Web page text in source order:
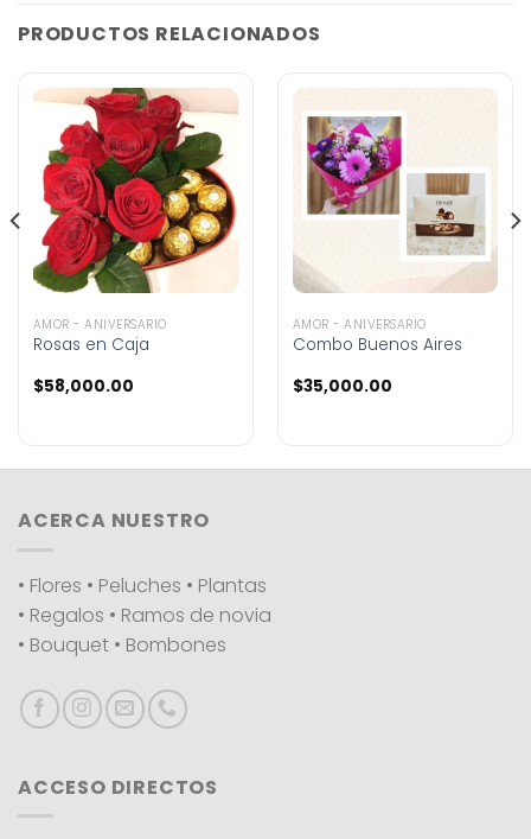
PRODUCTOS RELACIONADOS
AMOR - ANIVERSARIO
Rosas en Caja
$58,000.00
AMOR - ANIVERSARIO
Combo Buenos Aires
$35,000.00
ACERCA NUESTRO
• Flores • Peluches • Plantas
• Regalos • Ramos de novia
• Bouquet • Bombones
ACCESO DIRECTOS